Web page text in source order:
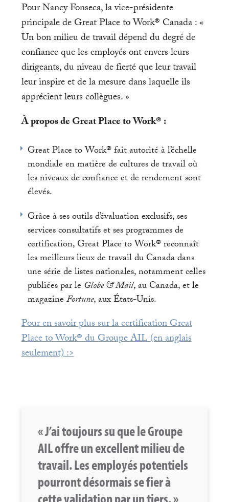
Pour Nancy Fonseca, la vice-présidente
principale de Great Place to Work® Canada : «
Un bon milieu de travail dépend du degré de
confiance que les employés ont envers leurs
dirigeants, du niveau de fierté que leur travail
leur inspire et de la mesure dans laquelle ils
apprécient leurs collègues. »
À propos de Great Place to Work® :
Great Place to Work® fait autorité à l’échelle
mondiale en matière de cultures de travail où
les niveaux de confiance et de rendement sont
élevés.
Grâce à ses outils d’évaluation exclusifs, ses
services consultatifs et ses programmes de
certification, Great Place to Work® reconnaît
les meilleurs lieux de travail du Canada dans
une série de listes nationales, notamment celles
publiées par le Globe & Mail, au Canada, et le
magazine Fortune, aux États-Unis.
Pour en savoir plus sur la certification Great
Place to Work® du Groupe AIL (en anglais
seulement) :>
« J’ai toujours su que le Groupe
AIL offre un excellent milieu de
travail. Les employés potentiels
pourront désormais se fier à